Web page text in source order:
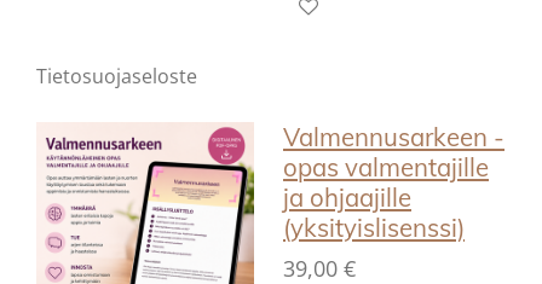
Tietosuojaseloste
Valmennusarkeen -
opas valmentajille
ja ohjaajille
(yksityislisenssi)
39,00 €